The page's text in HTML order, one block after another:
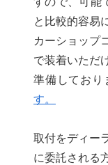
と比較的容易
カーショップ
で装着いただ
準備しており
す。
取付をディー
に委託される